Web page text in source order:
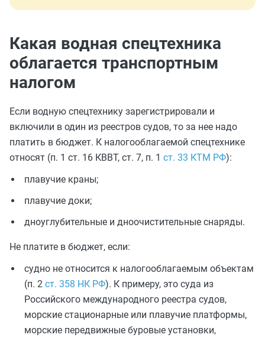
Какая водная спецтехника
облагается транспортным
налогом
Если водную спецтехнику зарегистрировали и
включили в один из реестров судов, то за нее надо
платить в бюджет. К налогооблагаемой спецтехнике
относят (п. 1 ст. 16 КВВТ, ст. 7, п. 1 ст. 33 КТМ РФ):
плавучие краны;
плавучие доки;
дноуглубительные и дноочистительные снаряды.
Не платите в бюджет, если:
судно не относится к налогооблагаемым объектам
(п. 2 ст. 358 НК РФ). К примеру, это суда из
Российского международного реестра судов,
морские стационарные или плавучие платформы,
морские передвижные буровые установки,